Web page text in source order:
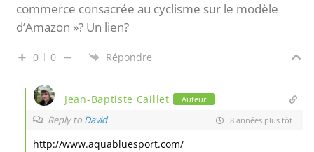
commerce consacrée au cyclisme sur le modèle
d’Amazon »? Un lien?
0 0 Répondre
Jean-Baptiste Caillet Auteur
Reply to David 8 années plus tôt
http://www.aquabluesport.com/